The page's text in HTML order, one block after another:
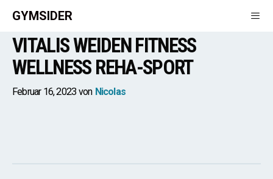
Zum
Inhalt
springen
GYMSIDER
VITALIS WEIDEN FITNESS
WELLNESS REHA-SPORT
Februar 16, 2023 von Nicolas